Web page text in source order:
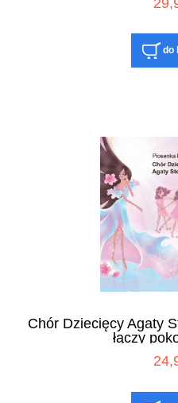
do
Chór Dziecięcy Agaty
łączy